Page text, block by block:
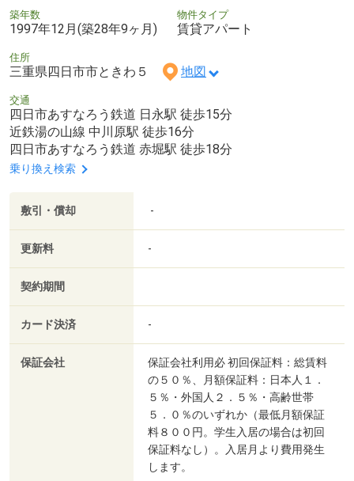
築年数
1997年12月(築28年9ヶ月)
物件タイプ
賃貸アパート
住所
三重県四日市市ときわ５ 地図
交通
四日市あすなろう鉄道 日永駅 徒歩15分
近鉄湯の山線 中川原駅 徒歩16分
四日市あすなろう鉄道 赤堀駅 徒歩18分
乗り換え検索
敷引・償却 -
更新料 -
契約期間
カード決済 -
保証会社
保証会社利用必 初回保証料：総賃料
の５０％、月額保証料：日本人１．
５％・外国人２．５％・高齢世帯
５．０％のいずれか（最低月額保証
料８００円。学生入居の場合は初回
保証料なし）。入居月より費用発生
します。